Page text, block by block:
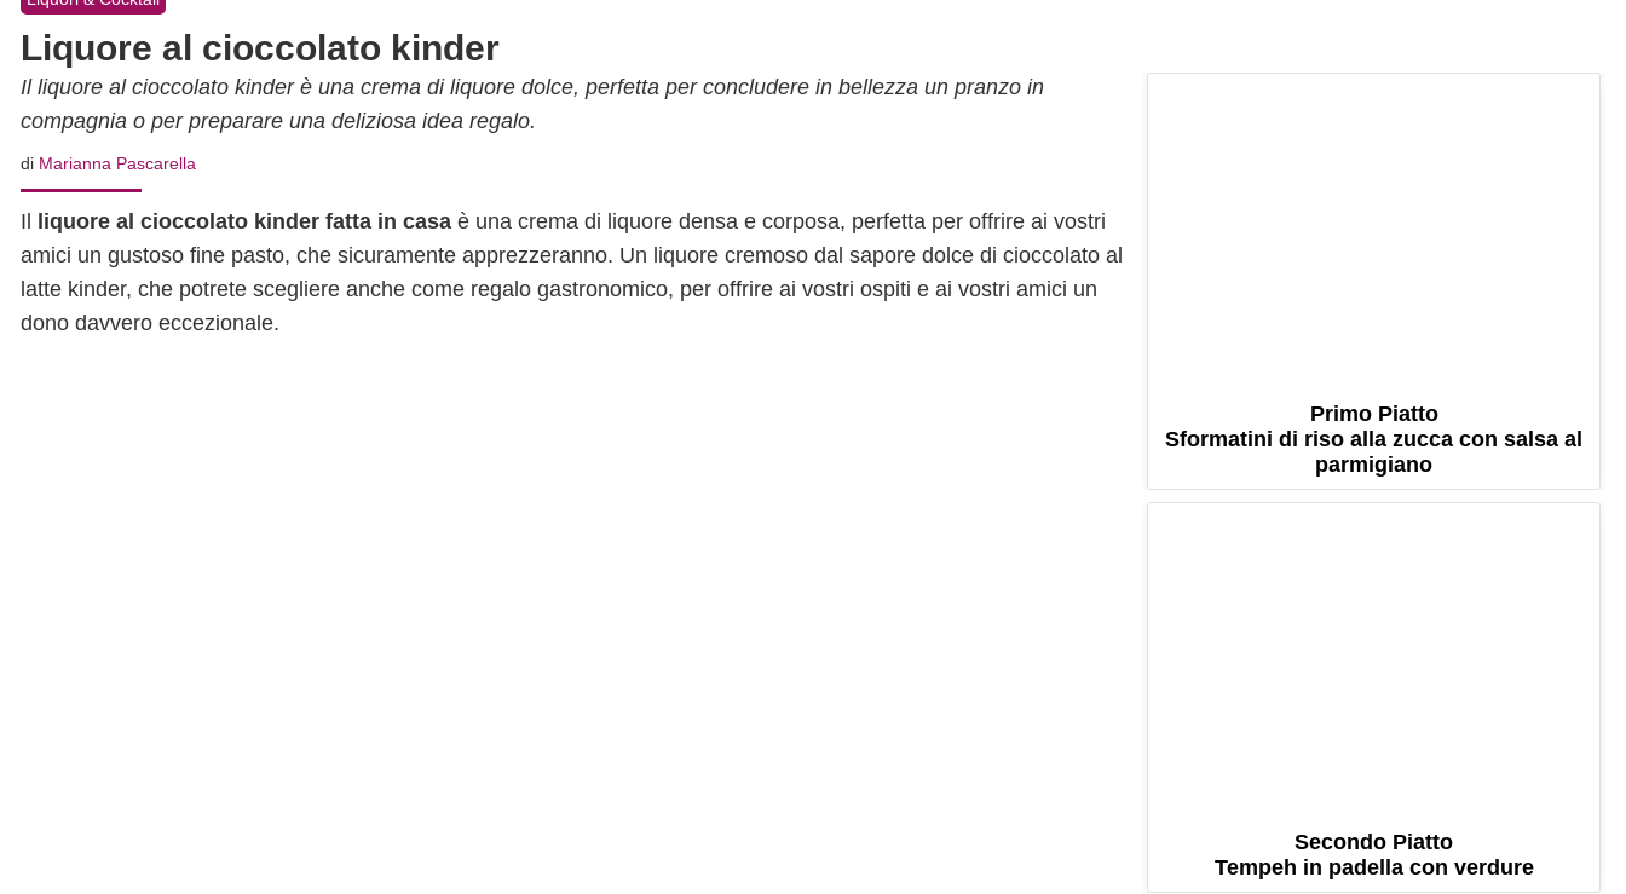
Liquore al cioccolato kinder
Il liquore al cioccolato kinder è una crema di liquore dolce, perfetta per concludere in bellezza un pranzo in
compagnia o per preparare una deliziosa idea regalo.
di Marianna Pascarella
Il liquore al cioccolato kinder fatta in casa è una crema di liquore densa e corposa, perfetta per offrire ai vostri
amici un gustoso fine pasto, che sicuramente apprezzeranno. Un liquore cremoso dal sapore dolce di cioccolato al
latte kinder, che potrete scegliere anche come regalo gastronomico, per offrire ai vostri ospiti e ai vostri amici un
dono davvero eccezionale.
Primo Piatto
Sformatini di riso alla zucca con salsa al
parmigiano
Secondo Piatto
Tempeh in padella con verdure